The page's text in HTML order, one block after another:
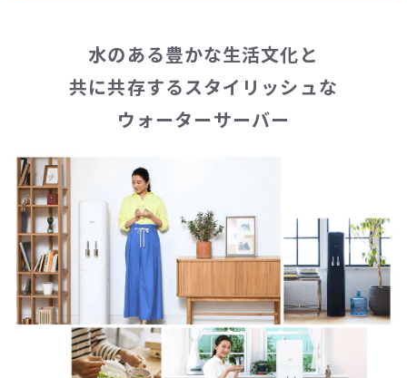
水のある豊かな生活文化と
共に共存するスタイリッシュな
ウォーターサーバー